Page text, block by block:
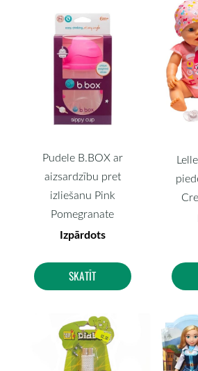
Pudele B.BOX ar
aizsardzību pret
izliešanu Pink
Pomegranate
Izpārdots
SKATĪT